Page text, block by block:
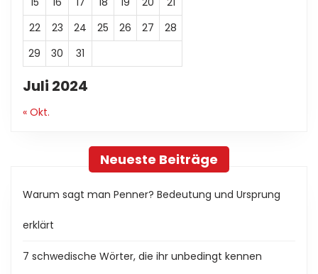
Juli 2024
22
23 24 25 26 27
28
29
30 31
« Okt.
Neueste Beiträge
Warum sagt man Penner? Bedeutung und Ursprung
erklärt
7 schwedische Wörter, die ihr unbedingt kennen